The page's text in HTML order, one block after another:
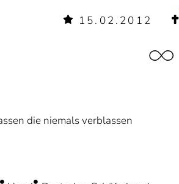
15.02.2012
die niemals verblassen